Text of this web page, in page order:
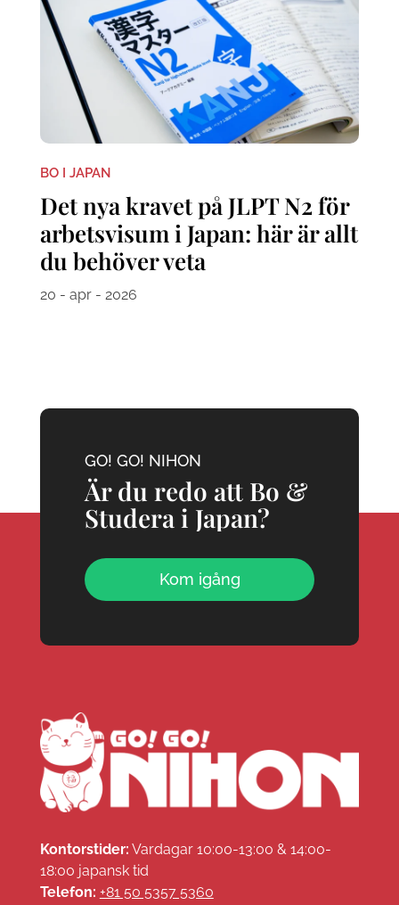
BO I JAPAN
Det nya kravet på JLPT N2 för
arbetsvisum i Japan: här är allt
du behöver veta
20 - apr - 2026
GO! GO! NIHON
Är du redo att Bo &
Studera i Japan?
Kom igång
Kontorstider: Vardagar 10:00-13:00 & 14:00-
18:00 japansk tid
Telefon: +81 50 5357 5360